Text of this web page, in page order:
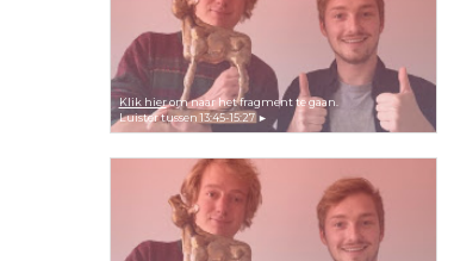
Klik hierom naar het fragment te gaan.
Luister tussen 13:45-15:27►